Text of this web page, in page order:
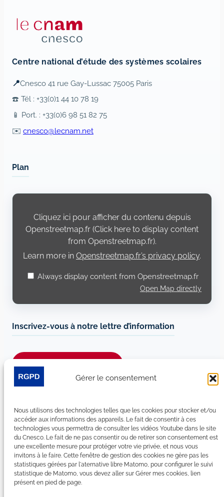
Gérer le consentement
Nous utilisons des technologies telles que les cookies pour stocker et/ou
accéder aux informations des appareils. Le fait de consentir à ces
technologies vous permettra de consulter les vidéos Youtube dans le site
du Cnesco. Le fait de ne pas consentir ou de retirer son consentement est
une excellente mesure pour protéger votre vie privée, et nous vous
invitons à le faire. Cette fenêtre de gestion des cookies ne gère pas les
statistiques gérées par l'aternative libre Matomo, pour configurer le suivi
statistique de Matomo, vous devez aller sur Gérer mes cookies, lien
présent en pied de page.
Centre national d’étude des systèmes scolaires
📍Cnesco 41 rue Gay-Lussac 75005 Paris
☎️ Tél : +33(0)1 44 10 78 19
📱 Port. : +33(0)6 98 51 82 75
✉️ cnesco@lecnam.net
Plan
Display
Openstreetmap.fr
Cliquez ici pour afficher du contenu depuis
Openstreetmap.fr (Click here to display content
from Openstreetmap.fr).
Learn more in Openstreetmap.fr’s privacy policy.
Always display content from Openstreetmap.fr
Open Map directly
Inscrivez-vous à notre lettre d’information
LinkedIn
YouTube
Facebook
Bluesky
Plan du site